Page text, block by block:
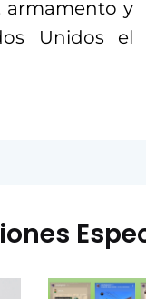
armamento y
Unidos el